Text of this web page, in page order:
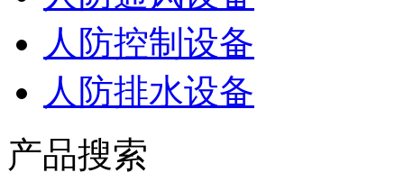
人防控制设备
人防排水设备
产品搜索